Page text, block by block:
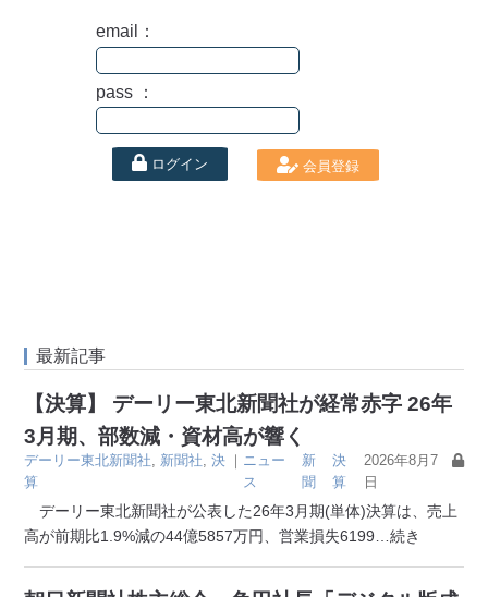
email：
pass ：
ログイン 会員登録
最新記事
【決算】 デーリー東北新聞社が経常赤字 26年
3月期、部数減・資材高が響く
デーリー東北新聞社 新聞社 ,決
算
｜ ニュー
ス
新
聞
決
算
2026年8月7
日
デーリー東北新聞社が公表した26年3月期(単体)決算は、売上
高が前期比1.9%減の44億5857万円、営業損失6199 …続き